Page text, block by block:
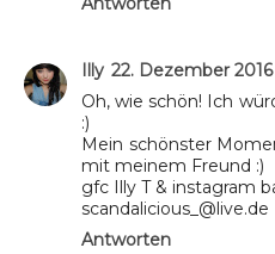
Illy 22. Dezember 2016
Oh, wie schön! Ich
:)
Mein schönster
mit meinem Freund :)
gfc Illy T & instagram
scandalicious_@live.de
Antworten